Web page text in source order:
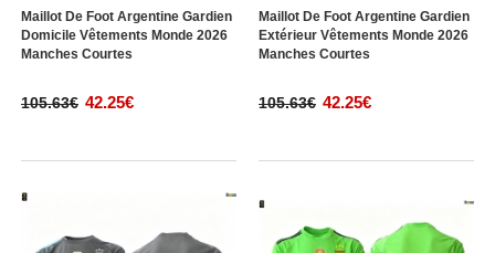
Maillot De Foot Argentine Gardien
Domicile Vêtements Monde 2026
Manches Courtes
105.63€ 42.25€
Maillot De Foot Argentine Gardien
Extérieur Vêtements Monde 2026
Manches Courtes
105.63€ 42.25€